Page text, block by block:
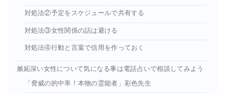
対処法②予定をスケジュールで共有する
対処法③女性関係の話は避ける
対処法④行動と言葉で信用を作っておく
嫉妬深い女性について気になる事は電話占いで相談してみよう
「脅威の的中率！本物の霊能者」彩色先生